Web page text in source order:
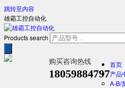
跳转至内容
雄霸工控自动化
Products search
购买咨询热线
18059884797
首页
产品
A-B/